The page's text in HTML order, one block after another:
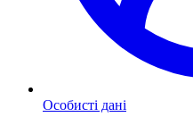
Особисті дані